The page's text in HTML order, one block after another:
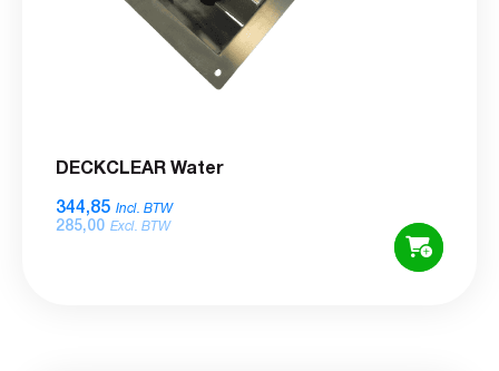
DECKCLEAR Water
344,85 Incl. BTW
285,00 Excl. BTW